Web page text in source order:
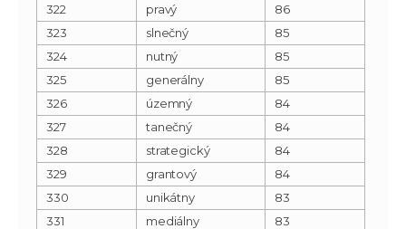
322
pravý
86
323
slnečný
85
324
nutný
85
325
generálny
85
326
územný
84
327
tanečný
84
328
strategický
84
329
grantový
84
330
unikátny
83
331
mediálny
83